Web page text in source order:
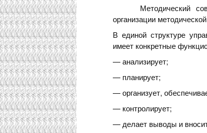
Методический
организации
В единой структуре
имеет конкретные
— анализирует;
— планирует;
— организует,
— контролирует;
— делает выводы и